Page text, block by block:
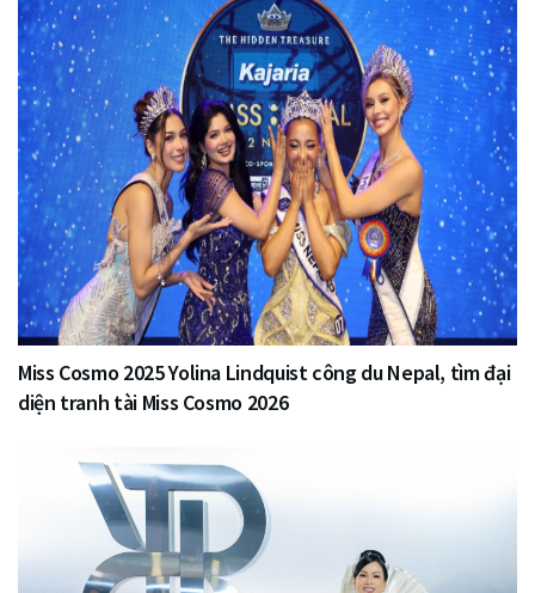
Miss Cosmo 2025 Yolina Lindquist công du Nepal, tìm đại
diện tranh tài Miss Cosmo 2026